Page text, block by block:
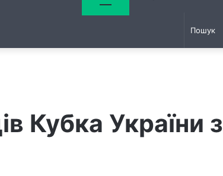
Кубка України з